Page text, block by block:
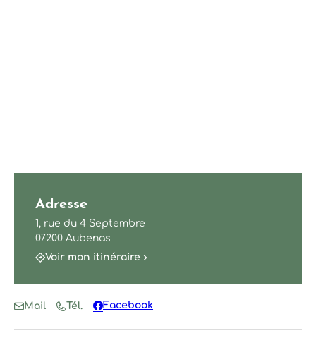
Adresse
1, rue du 4 Septembre
07200 Aubenas
Voir mon itinéraire
Mail Tél. Facebook